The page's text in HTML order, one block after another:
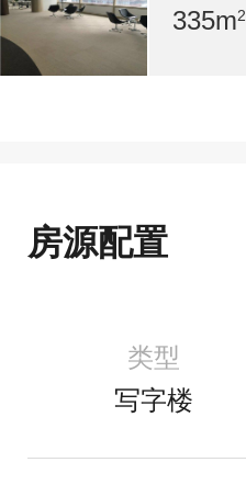
335m2
房源配置
类型
写字楼